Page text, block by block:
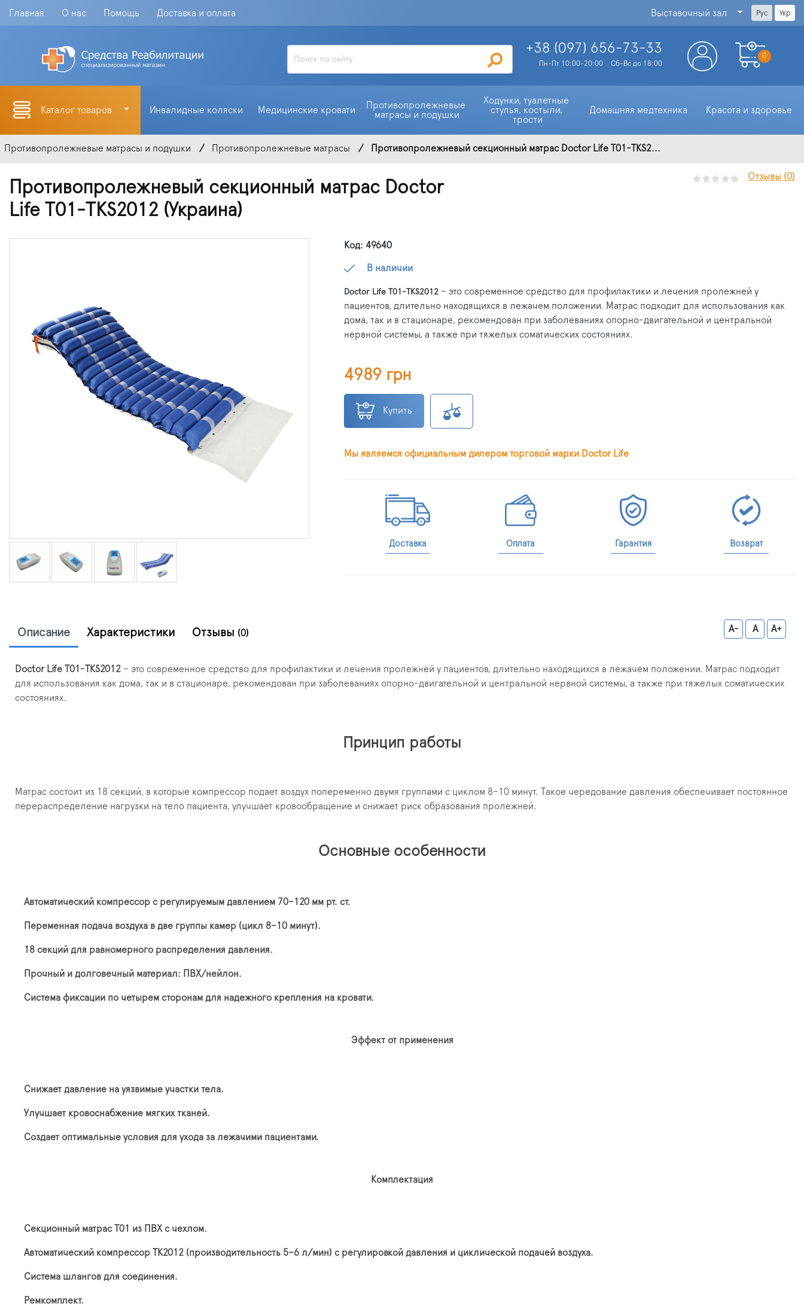
Главная О нас Помощь Доставка и оплата Выставочный зал Рус Укр
+38 (097) 656-73-33
Пн-Пт 10:00-20:00 Сб-Вс до 18:00
0
Каталог товаров Инвалидные коляски Медицинские кровати
Противопролежневые
матрасы и подушки
Ходунки, туалетные
стулья, костыли,
трости
Домашняя медтехника Красота и здоровье
Противопролежневые матрасы и подушки Противопролежневые матрасы Противопролежневый секционный матрас Doctor Life Т01-TKS2...
Противопролежневый секционный матрас Doctor
Life Т01-TKS2012 (Украина)
Отзывы (0)
Код: 49640
В наличии
Doctor Life T01-TKS2012 – это современное средство для профилактики и лечения пролежней у
пациентов, длительно находящихся в лежачем положении. Матрас подходит для использования как
дома, так и в стационаре, рекомендован при заболеваниях опорно-двигательной и центральной
нервной системы, а также при тяжелых соматических состояниях.
4989 грн
Купить
Мы являемся официальным дилером торговой марки Doctor Life
Доставка Оплата Гарантия Возврат
Описание Характеристики Отзывы (0) A- A A+
Doctor Life T01-TKS2012 – это современное средство для профилактики и лечения пролежней у пациентов, длительно находящихся в лежачем положении. Матрас подходит
для использования как дома, так и в стационаре, рекомендован при заболеваниях опорно-двигательной и центральной нервной системы, а также при тяжелых соматических
состояниях.
Принцип работы
Матрас состоит из 18 секций, в которые компрессор подает воздух попеременно двумя группами с циклом 8–10 минут. Такое чередование давления обеспечивает постоянное
перераспределение нагрузки на тело пациента, улучшает кровообращение и снижает риск образования пролежней.
Основные особенности
Автоматический компрессор с регулируемым давлением 70–120 мм рт. ст.
Переменная подача воздуха в две группы камер (цикл 8–10 минут).
18 секций для равномерного распределения давления.
Прочный и долговечный материал: ПВХ/нейлон.
Система фиксации по четырем сторонам для надежного крепления на кровати.
Эффект от применения
Снижает давление на уязвимые участки тела.
Улучшает кровоснабжение мягких тканей.
Создает оптимальные условия для ухода за лежачими пациентами.
Комплектация
Секционный матрас T01 из ПВХ с чехлом.
Автоматический компрессор TK2012 (производительность 5–6 л/мин) с регулировкой давления и циклической подачей воздуха.
Система шлангов для соединения.
Ремкомплект.